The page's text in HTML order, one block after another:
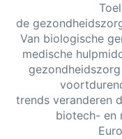
de
Van biologische
medische
trends veranderen
biotech- en